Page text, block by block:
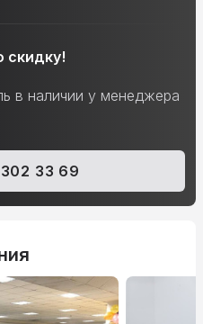
скидку!
в наличии у менеджера
33 69